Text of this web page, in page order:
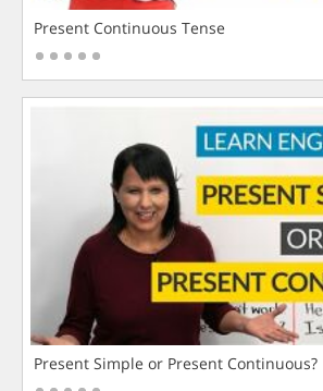
Present Continuous Tense
Present Simple or Present Continuous?